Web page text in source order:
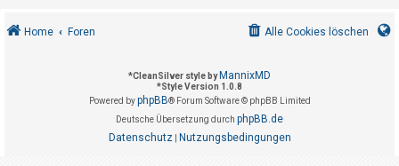
e Home Foren Alle Cookies löschen
*CleanSilver style by MannixMD
*Style Version 1.0.8
Powered byphpBB® Forum Software © phpBB Limited
Deutsche Übersetzung durch phpBB.de
Datenschutz| Nutzungsbedingungen